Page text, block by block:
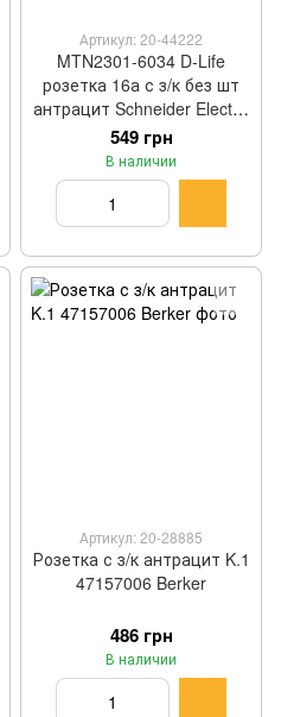
Артикул: 20-44222
MTN2301-6034 D-Life
розетка 16а с з/к без шт
антрацит Schneider Electric
Merten
549 грн
В наличии
Артикул: 20-28885
Розетка с з/к антрацит K.1
47157006 Berker
486 грн
В наличии